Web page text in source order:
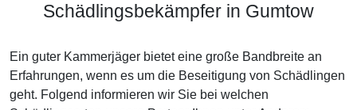
Schädlingsbekämpfer in Gumtow
Ein guter Kammerjäger bietet eine große Bandbreite an
Erfahrungen, wenn es um die Beseitigung von Schädlingen
geht. Folgend informieren wir Sie bei welchen